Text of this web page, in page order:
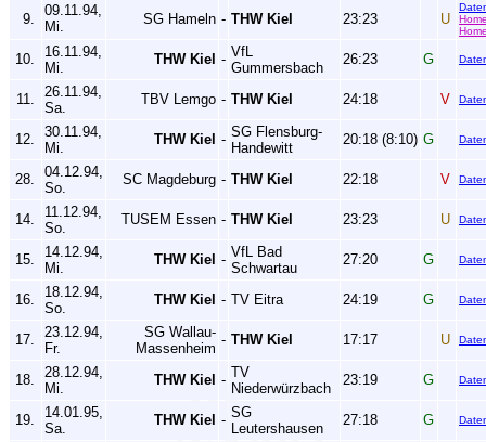
9.
09.11.94,
Mi.
SG Hameln - THW Kiel 23:23 U
10.
16.11.94,
Mi.
THW Kiel - VfL
Gummersbach
26:23 G
11.
26.11.94,
Sa.
TBV Lemgo - THW Kiel 24:18 V
12.
30.11.94,
Mi.
THW Kiel - SG Flensburg-
Handewitt
20:18 (8:10) G
28.
04.12.94,
So.
SC Magdeburg - THW Kiel 22:18 V
14.
11.12.94,
So.
TUSEM Essen - THW Kiel 23:23 U
15.
14.12.94,
Mi.
THW Kiel - VfL Bad
Schwartau
27:20 G
16.
18.12.94,
So.
THW Kiel - TV Eitra 24:19 G
17.
23.12.94,
Fr.
SG Wallau-
Massenheim
- THW Kiel 17:17 U
18.
28.12.94,
Mi.
THW Kiel - TV
Niederwürzbach
23:19 G
19.
14.01.95,
Sa.
THW Kiel - SG
Leutershausen
27:18 G